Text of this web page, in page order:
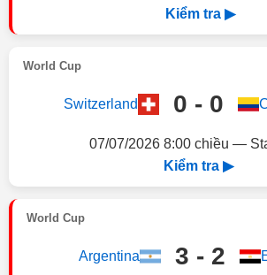
Kiểm tra ▶
World Cup
Switzerland 0 - 0
07/07/2026 8:00 chiều —
Kiểm tra ▶
World Cup
Argentina 3 - 2